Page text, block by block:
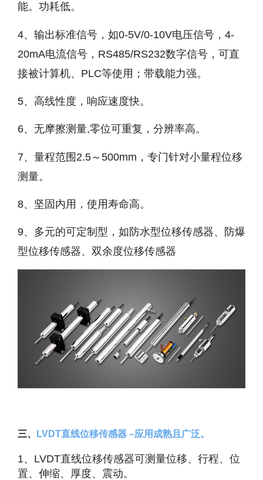
能。功耗低。
4、输出标准信号，如0-5V/0-10V电压信号，4-
20mA电流信号，RS485/RS232数字信号，可直
接被计算机、PLC等使用；带载能力强。
5、高线性度，响应速度快。
6、无摩擦测量,零位可重复，分辨率高。
7、量程范围2.5～500mm，专门针对小量程位移
测量。
8、坚固内用，使用寿命高。
9、多元的可定制型，如防水型位移传感器、防爆
型位移传感器、双余度位移传感器
三、 LVDT直线位移传感器 –应用成熟且广泛。
1、LVDT直线位移传感器可测量位移、行程、位
置、伸缩、厚度、震动。